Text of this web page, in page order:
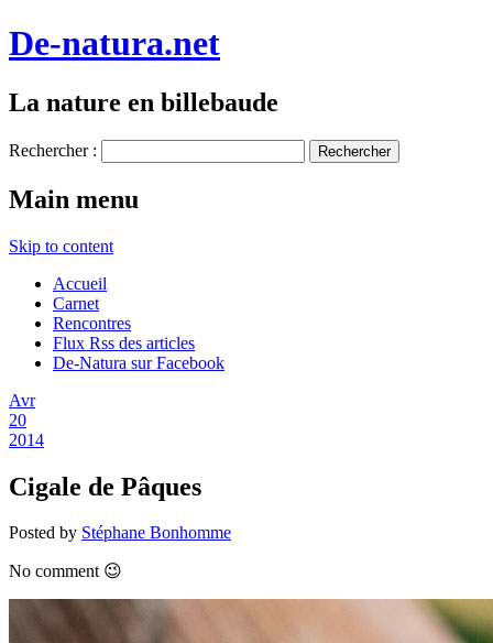
De-natura.net
La nature en billebaude
Rechercher :
Main menu
Skip to content
Accueil
Carnet
Rencontres
Flux Rss des articles
De-Natura sur Facebook
Avr
20
2014
Cigale de Pâques
Posted by Stéphane Bonhomme
No comment 😉